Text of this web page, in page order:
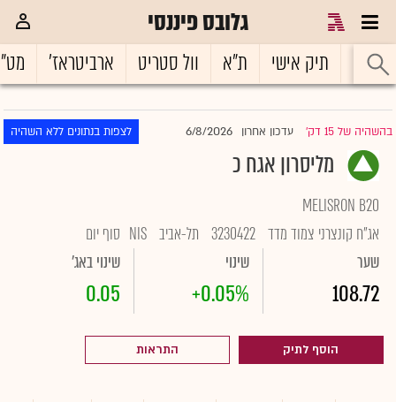
גלובס פיננסי
ראשי תיק אישי ת"א וול סטריט ארביטראז'
בהשהיה של 15 דק' |עדכון אחרון 6/8/2026 לצפות בנתונים ללא השהיה
מליסרון אגח כ
MELISRON B20
אג"ח קונצרני צמוד מדד 3230422 תל-אביב NIS סוף יום
שער
108.72
שינוי
+0.05%
שינוי באג'
0.05
הוסף לתיק התראות